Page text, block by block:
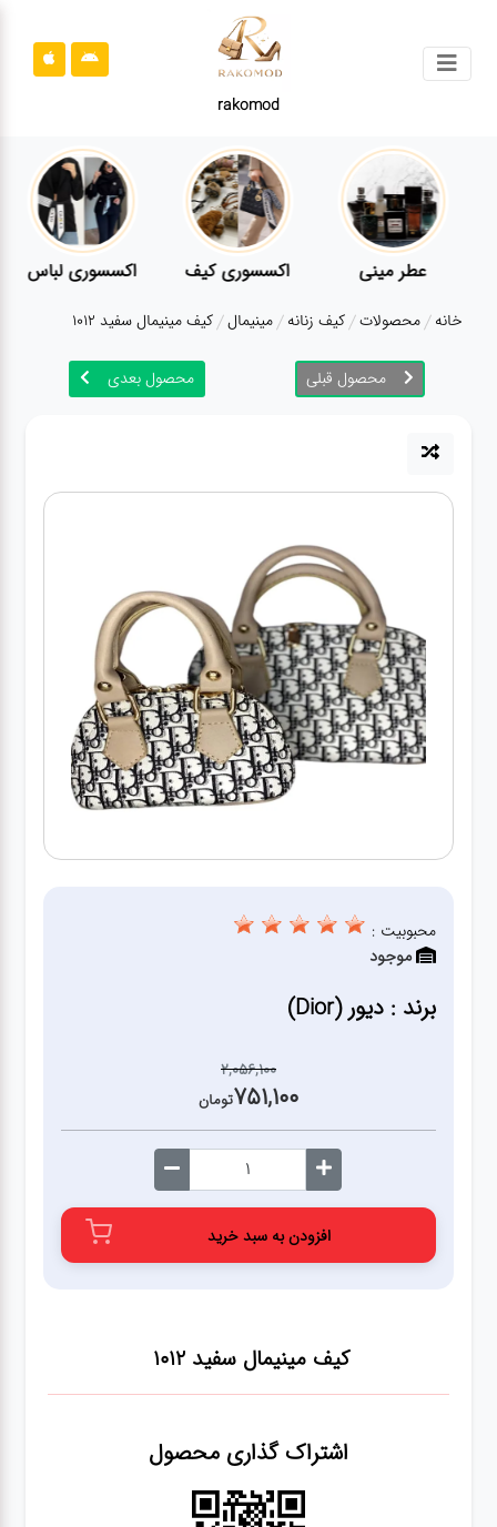
rakomod
محصولات
قوانین
سایت
درباره
محصولات
کودکانه
عطر
مینی
لباس
عطر مینی اکسسوری کیف اکسسوری لباس
خانه محصولات کیف زنانه مینیمال کیف مینیمال سفید 1012
محصول قبلی محصول بعدی
کیف مینیمال سفید 1012
اشتراک گذاری محصول
محبوبیت :
موجود
برند : دیور (Dior)
2,056,100
751,100تومان
افزودن به سبد خرید